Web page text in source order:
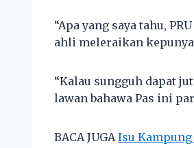
“Apa yang saya tahu,
ahli meleraikan
“Kalau sungguh dapat
lawan bahawa Pas ini
BACA JUGAIsu Kampung